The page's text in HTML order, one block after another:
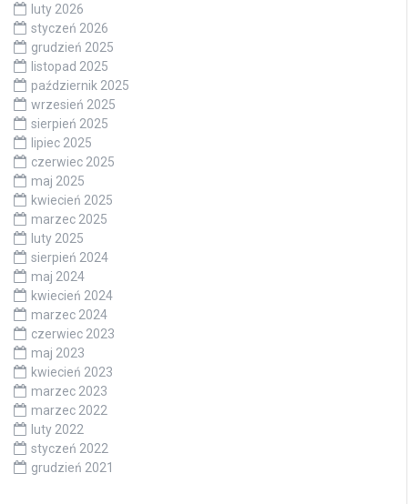
luty 2026
styczeń 2026
grudzień 2025
listopad 2025
październik 2025
wrzesień 2025
sierpień 2025
lipiec 2025
czerwiec 2025
maj 2025
kwiecień 2025
marzec 2025
luty 2025
sierpień 2024
maj 2024
kwiecień 2024
marzec 2024
czerwiec 2023
maj 2023
kwiecień 2023
marzec 2023
marzec 2022
luty 2022
styczeń 2022
grudzień 2021